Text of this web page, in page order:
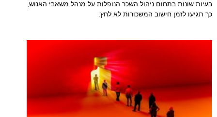
בעיות שונות בתחום ניהול השכר הנופלות על מנהל משאבי האנוש,
כך תגיעו לזמן חישוב המשכורות לא לחץ.